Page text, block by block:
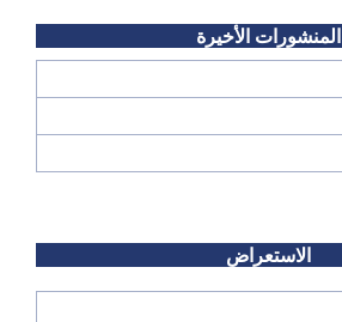
المنشورات الأخيرة
الاستعراض